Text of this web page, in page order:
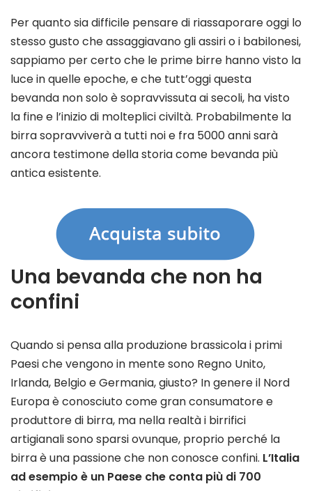
Per quanto sia difficile pensare di riassaporare oggi lo
stesso gusto che assaggiavano gli assiri o i babilonesi,
sappiamo per certo che le prime birre hanno visto la
luce in quelle epoche, e che tutt’oggi questa
bevanda non solo è sopravvissuta ai secoli, ha visto
la fine e l’inizio di molteplici civiltà. Probabilmente la
birra sopravviverà a tutti noi e fra 5000 anni sarà
ancora testimone della storia come bevanda più
antica esistente.
Una bevanda che non ha
confini
Quando si pensa alla produzione brassicola i primi
Paesi che vengono in mente sono Regno Unito,
Irlanda, Belgio e Germania, giusto? In genere il Nord
Europa è conosciuto come gran consumatore e
produttore di birra, ma nella realtà i birrifici
artigianali sono sparsi ovunque, proprio perché la
birra è una passione che non conosce confini. L’Italia
ad esempio è un Paese che conta più di 700